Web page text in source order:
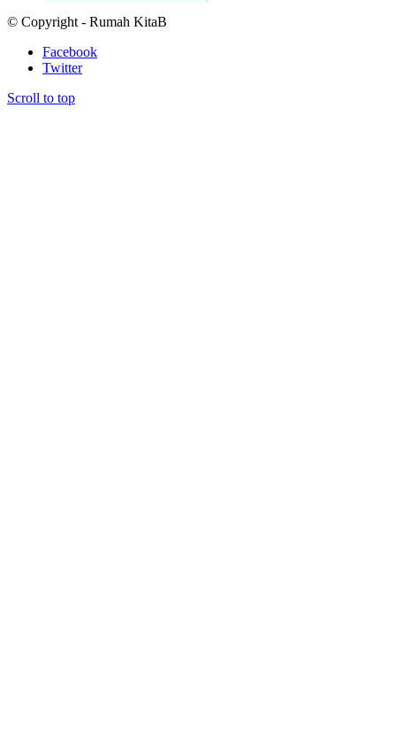
© Copyright - Rumah KitaB
Facebook
Twitter
Scroll to top